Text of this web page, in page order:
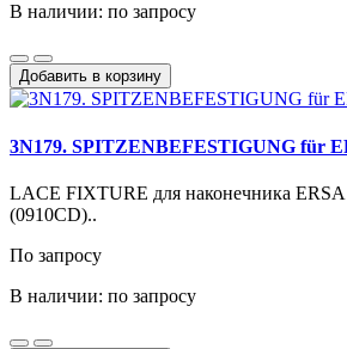
В наличии: по запросу
Добавить в корзину
3N179. SPITZENBEFESTIGUNG für
LACE FIXTURE для наконечника
(0910CD)..
По запросу
В наличии: по запросу